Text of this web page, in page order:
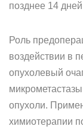
позднее 14
Роль
воздействии в
опухолевый
опухоли.
химиотерапии